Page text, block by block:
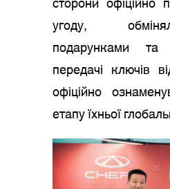
угоду,
подарунками та
передачі ключів
офіційно
етапу їхньої